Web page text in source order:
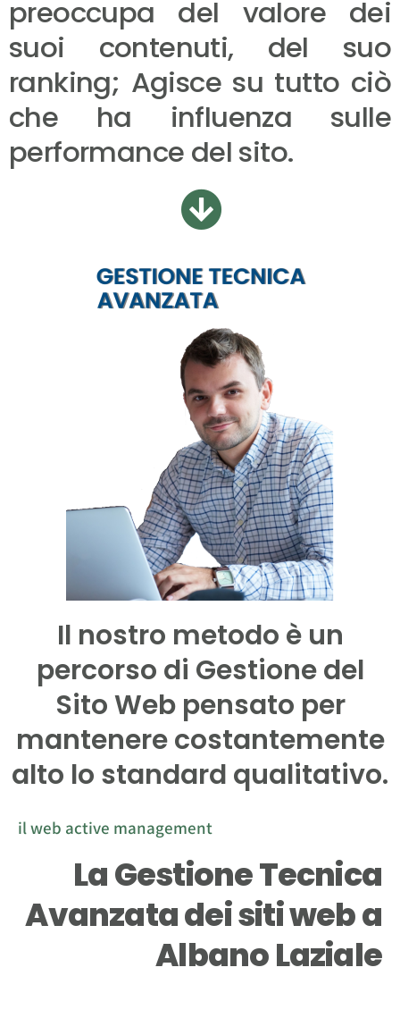
preoccupa del valore dei
suoi contenuti, del suo
ranking; Agisce su tutto ciò
che ha influenza sulle
performance del sito.
Il nostro metodo è un
percorso di Gestione del
Sito Web pensato per
mantenere costantemente
alto lo standard qualitativo.
il web active management
La Gestione Tecnica
Avanzata dei siti web a
Albano Laziale